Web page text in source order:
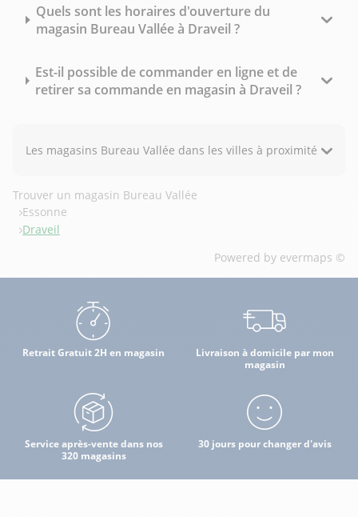
Quels sont les horaires d'ouverture du
magasin Bureau Vallée à Draveil ?
Est-il possible de commander en ligne et de
retirer sa commande en magasin à Draveil ?
Les magasins Bureau Vallée dans les villes à proximité
Trouver un magasin Bureau Vallée
Essonne
Draveil
Powered by evermaps ©
Retrait Gratuit 2H en magasin
Livraison à domicile par mon
magasin
Service après-vente dans nos
320 magasins
30 jours pour changer d'avis